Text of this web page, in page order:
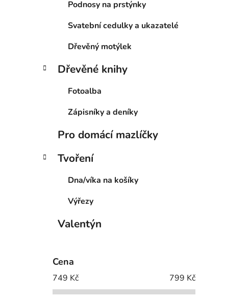
Podnosy na prstýnky
Svatební cedulky a ukazatelé
Dřevěný motýlek
Dřevěné knihy
Fotoalba
Zápisníky a deníky
Pro domácí mazlíčky
Tvoření
Dna/víka na košíky
Výřezy
Valentýn
Cena
749 Kč 799 Kč